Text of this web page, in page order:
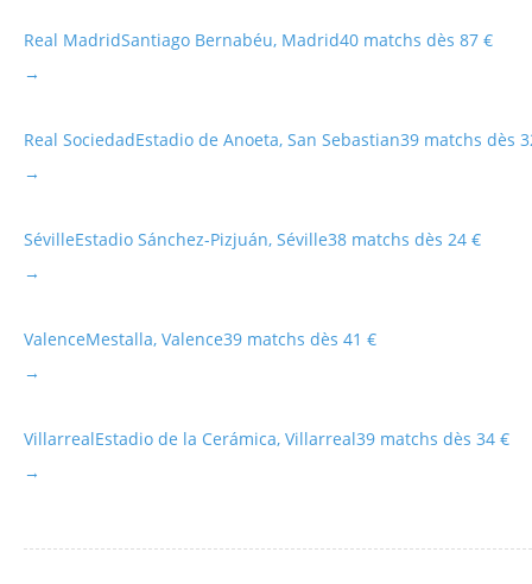
Real MadridSantiago Bernabéu, Madrid40 matchs dès 87 €
→
Real SociedadEstadio de Anoeta, San Sebastian39 matchs dès
→
SévilleEstadio Sánchez-Pizjuán, Séville38 matchs dès 24 €
→
ValenceMestalla, Valence39 matchs dès 41 €
→
VillarrealEstadio de la Cerámica, Villarreal39 matchs dès 34 €
→